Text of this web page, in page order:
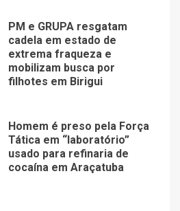
PM e GRUPA resgatam
cadela em estado de
extrema fraqueza e
mobilizam busca por
filhotes em Birigui
Homem é preso pela Força
Tática em “laboratório”
usado para refinaria de
cocaína em Araçatuba